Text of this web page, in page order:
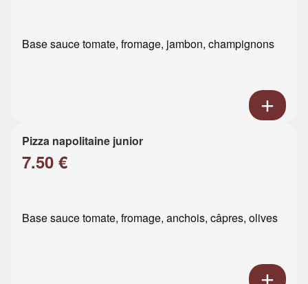
Base sauce tomate, fromage, jambon, champignons
Pizza napolitaine junior
7.50 €
Base sauce tomate, fromage, anchois, câpres, olives